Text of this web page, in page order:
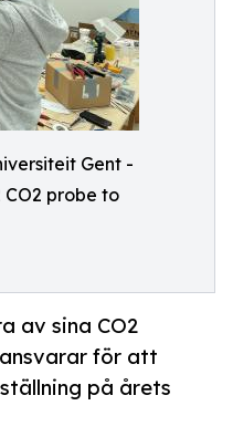
Gent -
probe to
av sina CO2
för att
på årets